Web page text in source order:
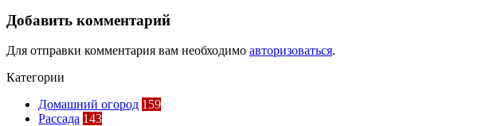
Добавить комментарий
Для отправки комментария вам необходимо авторизоваться.
Категории
Домашний огород 159
Рассада 143